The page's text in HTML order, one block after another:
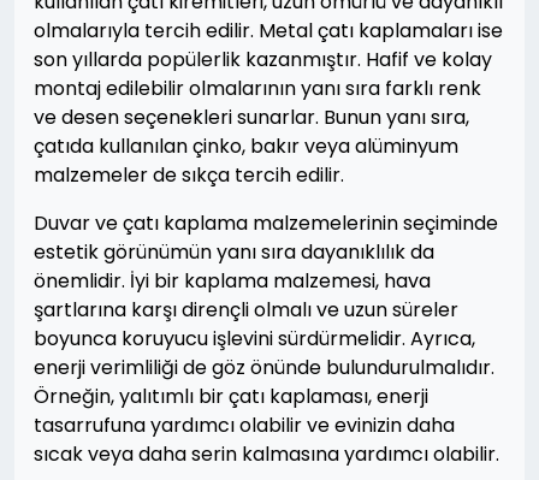
olmalarıyla tercih edilir. Metal çatı kaplamaları ise
son yıllarda popülerlik kazanmıştır. Hafif ve kolay
montaj edilebilir olmalarının yanı sıra farklı renk
ve desen seçenekleri sunarlar. Bunun yanı sıra,
çatıda kullanılan çinko, bakır veya alüminyum
malzemeler de sıkça tercih edilir.
Duvar ve çatı kaplama malzemelerinin seçiminde
estetik görünümün yanı sıra dayanıklılık da
önemlidir. İyi bir kaplama malzemesi, hava
şartlarına karşı dirençli olmalı ve uzun süreler
boyunca koruyucu işlevini sürdürmelidir. Ayrıca,
enerji verimliliği de göz önünde bulundurulmalıdır.
Örneğin, yalıtımlı bir çatı kaplaması, enerji
tasarrufuna yardımcı olabilir ve evinizin daha
sıcak veya daha serin kalmasına yardımcı olabilir.